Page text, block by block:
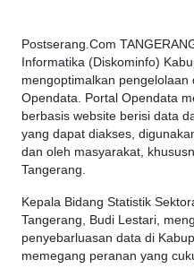
Postserang.Com
Informatika (Diskominfo)
mengoptimalkan pengelolaan
Opendata. Portal Opendata
berbasis website berisi data
yang dapat diakses,
dan oleh masyarakat,
Tangerang.
Kepala Bidang Statistik
Tangerang, Budi Lestari,
penyebarluasan data di
memegang peranan yang